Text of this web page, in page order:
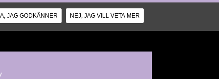
JAG GODKÄNNER NEJ, JAG VILL VETA MER